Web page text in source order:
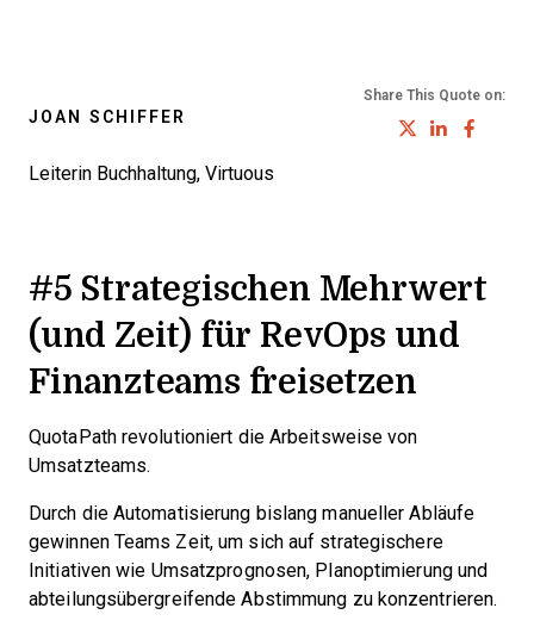
Share This Quote on:
Share
JOAN SCHIFFER
Leiterin Buchhaltung, Virtuous
#5 Strategischen Mehrwert
(und Zeit) für RevOps und
Finanzteams freisetzen
QuotaPath revolutioniert die Arbeitsweise von
Umsatzteams.
Durch die Automatisierung bislang manueller Abläufe
gewinnen Teams Zeit, um sich auf strategischere
Initiativen wie Umsatzprognosen, Planoptimierung und
abteilungsübergreifende Abstimmung zu konzentrieren.